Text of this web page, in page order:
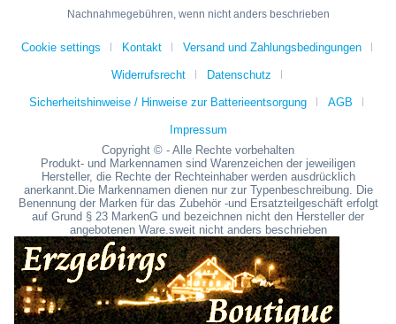
Nachnahmegebühren, wenn nicht anders beschrieben
Cookie settings Kontakt Versand und Zahlungsbedingungen
Widerrufsrecht Datenschutz
Sicherheitshinweise / Hinweise zur Batterieentsorgung AGB
Impressum
Copyright © - Alle Rechte vorbehalten
Produkt- und Markennamen sind Warenzeichen der jeweiligen
Hersteller, die Rechte der Rechteinhaber werden ausdrücklich
anerkannt.Die Markennamen dienen nur zur Typenbeschreibung. Die
Benennung der Marken für das Zubehör -und Ersatzteilgeschäft erfolgt
auf Grund § 23 MarkenG und bezeichnen nicht den Hersteller der
angebotenen Ware.sweit nicht anders beschrieben